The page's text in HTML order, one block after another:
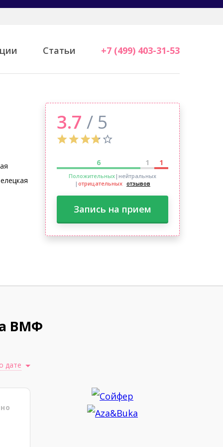
Статьи +7 (499) 403-31-53
3.7 / 5
6 1 1
Положительных|нейтральных
| отрицательных отзывов
Запись на прием
ВМФ
дате